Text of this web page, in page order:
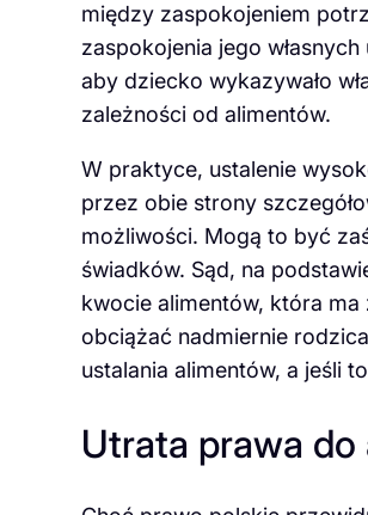
między zaspokojeniem
zaspokojenia jego
aby dziecko wykazywało
zależności od alimentów.
W praktyce, ustalenie
przez obie strony
możliwości. Mogą to być
świadków. Sąd, na
kwocie alimentów, która
obciążać nadmiernie
ustalania alimentów, a jeśli
Utrata prawa do